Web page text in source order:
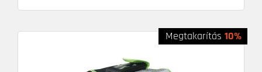
Megtakarítás 10%